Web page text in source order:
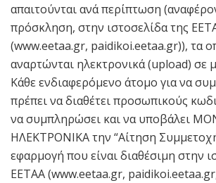
απαιτούνται ανά περίπτωση
πρόσκληση, στην ιστοσελίδα της
(www.eetaa.gr, paidikoi.eetaa.gr)), τα
αναρτώνται ηλεκτρονικά (upload) σε
Κάθε ενδιαφερόμενο άτομο για να
πρέπει να διαθέτει προσωπικούς
να συμπληρώσει και να υποβάλει
ΗΛΕΚΤΡΟΝΙΚΑ την “Αίτηση
εφαρμογή που είναι διαθέσιμη στην
ΕΕΤΑΑ (www.eetaa.gr,